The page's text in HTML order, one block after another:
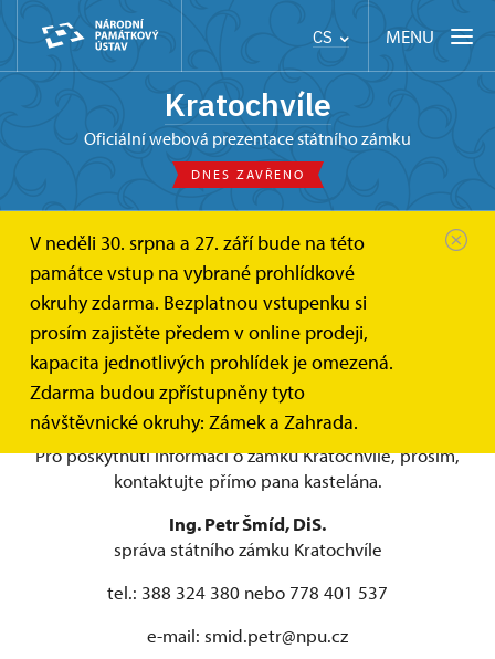
CS MENU
Kratochvíle
oficiální webová prezentace státního zámku
DNES ZAVŘENO
V neděli 30. srpna a 27. září bude na této
památce vstup na vybrané prohlídkové
okruhy zdarma. Bezplatnou vstupenku si
prosím zajistěte předem v online prodeji,
kapacita jednotlivých prohlídek je omezená.
Zdarma budou zpřístupněny tyto
návštěvnické okruhy: Zámek a Zahrada.
Kratochvíle Pro média
Pro média
Pro poskytnutí informací o zámku Kratochvíle, prosím,
kontaktujte přímo pana kastelána.
Ing. Petr Šmíd, DiS.
správa státního zámku Kratochvíle
tel.: 388 324 380 nebo 778 401 537
e-mail: smid.petr@npu.cz